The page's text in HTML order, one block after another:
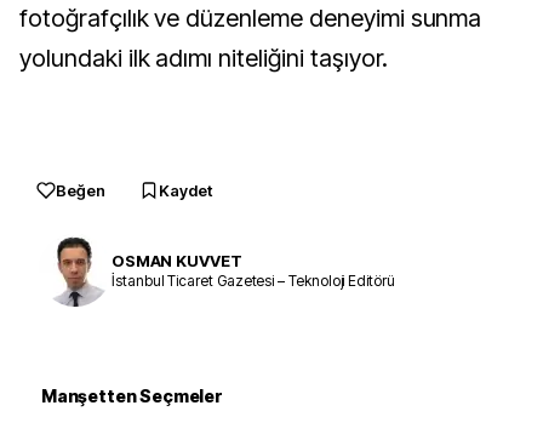
fotoğrafçılık ve düzenleme deneyimi sunma
yolundaki ilk adımı niteliğini taşıyor.
Beğen Kaydet
OSMAN KUVVET
İstanbul Ticaret Gazetesi – Teknoloji Editörü
Manşetten Seçmeler